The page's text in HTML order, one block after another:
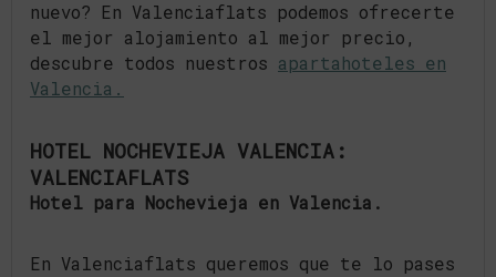
nuevo? En Valenciaflats podemos ofrecerte
el mejor alojamiento al mejor precio,
descubre todos nuestros apartahoteles en
Valencia.
HOTEL NOCHEVIEJA VALENCIA:
VALENCIAFLATS
Hotel para Nochevieja en Valencia.
En Valenciaflats queremos que te lo pases